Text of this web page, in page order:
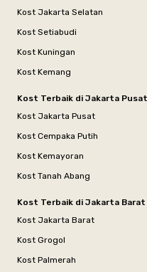
Kost Jakarta Selatan
Kost Setiabudi
Kost Kuningan
Kost Kemang
Kost Terbaik di Jakarta Pusat
Kost Jakarta Pusat
Kost Cempaka Putih
Kost Kemayoran
Kost Tanah Abang
Kost Terbaik di Jakarta Barat
Kost Jakarta Barat
Kost Grogol
Kost Palmerah